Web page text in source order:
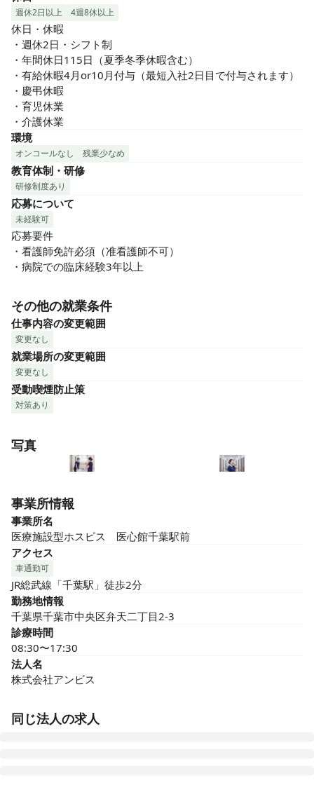
週休2日以上 4週8休以上
休日・休暇
・週休2日・シフト制
・年間休日115日（夏季冬季休暇含む）
・有給休暇4月or10月付与（最短入社2日目で付与されます）
・慶弔休暇
・育児休業
・介護休業
環境
オンコールなし 残業少なめ
教育体制・研修
研修制度あり
応募について
未経験可
応募要件
・看護師免許必須（准看護師不可）
・病院での臨床経験3年以上
その他の就業条件
仕事内容の変更範囲
変更なし
就業場所の変更範囲
変更なし
受動喫煙防止策
対策あり
写真
事業所情報
事業所名
医療施設型ホスピス　医心館千葉駅前
アクセス
車通勤可
JR総武線「千葉駅」徒歩2分
勤務地情報
千葉県千葉市中央区弁天二丁目2-3
診療時間
08:30〜17:30
法人名
株式会社アンビス
同じ法人の求人